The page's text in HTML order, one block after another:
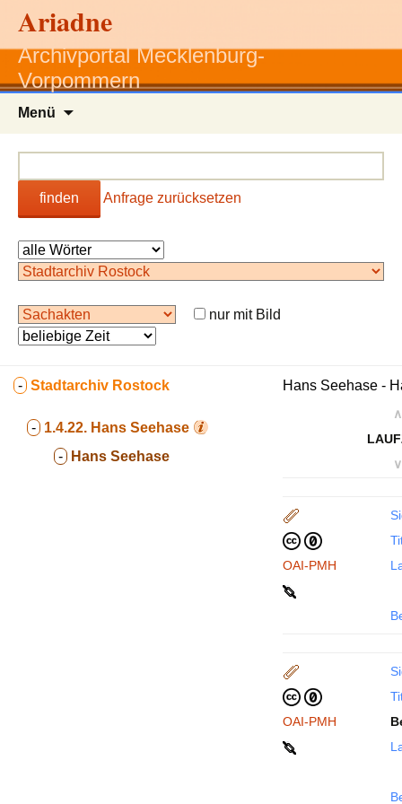
Ariadne
Archivportal Mecklenburg-
Vorpommern
Menü
finden Anfrage zurücksetzen
nur mit Bild
- Stadtarchiv Rostock
- 1.4.22. Hans Seehase
- Hans Seehase
Hans Seehase -
∧
∨
OAI-PMH
OAI-PMH